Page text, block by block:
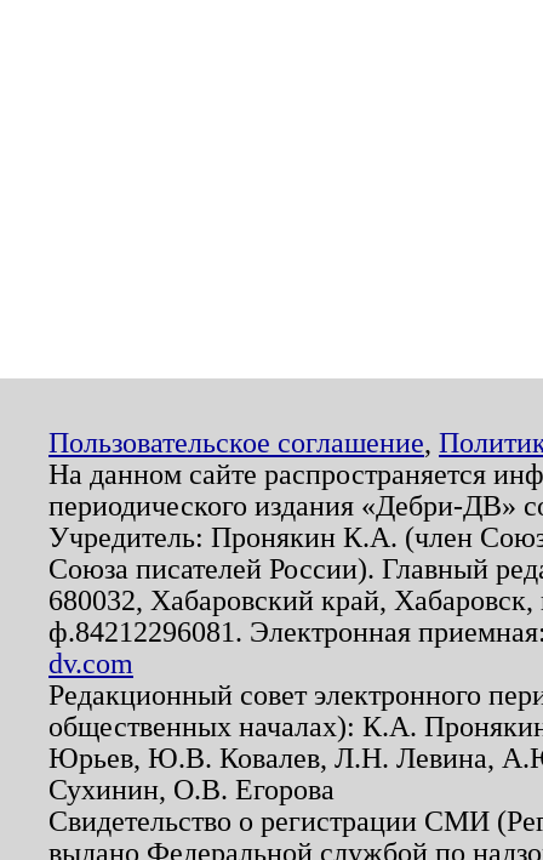
Пользовательское соглашение,
На данном сайте распространяется
периодического издания «Дебри-ДВ»
Учредитель: Пронякин К.А. (член
Союза писателей России). Главный
680032, Хабаровский край,
ф.84212296081. Электронная
dv.com
Редакционный совет электронного
общественных началах): К.А.
Юрьев, Ю.В. Ковалев, Л.Н. Левина,
Сухинин, О.В. Егорова
Свидетельство о регистрации СМИ
выдано Федеральной службой по